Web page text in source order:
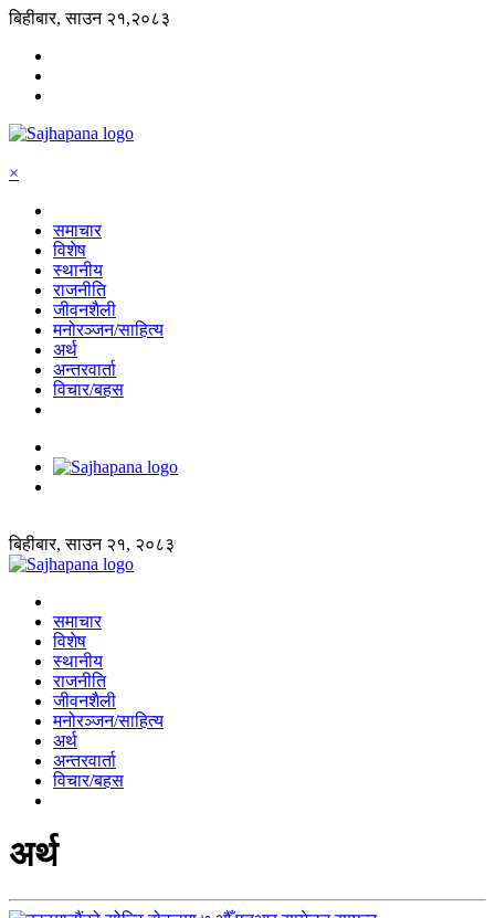
बिहीबार, साउन २१,२०८३
×
समाचार
विशेष
स्थानीय
राजनीति
जीवनशैली
मनोरञ्जन/साहित्य
अर्थ
अन्तरवार्ता
विचार/बहस
बिहीबार, साउन २१, २०८३
समाचार
विशेष
स्थानीय
राजनीति
जीवनशैली
मनोरञ्जन/साहित्य
अर्थ
अन्तरवार्ता
विचार/बहस
अर्थ